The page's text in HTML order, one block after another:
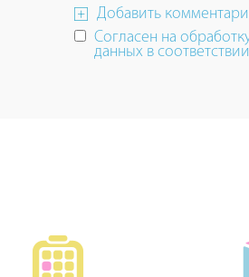
Добавить
Согласен на
данных в